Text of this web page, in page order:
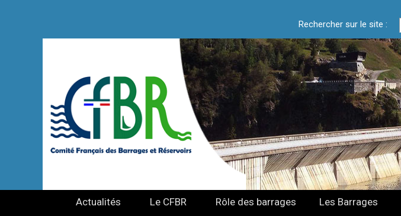
Rechercher sur le site :
Actualités Le CFBR Rôle des barrages Les Barrages